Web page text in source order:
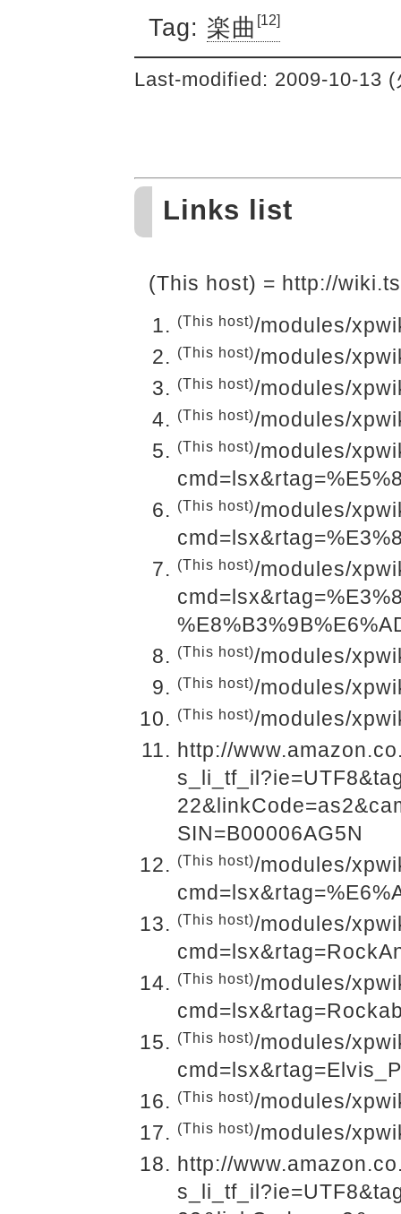
Tag: 楽曲 [12]
Last-modified: 2009-10-13
Links list
(This host) = http://
(This host)/modules/
(This host)/modules/
(This host)/modules/
(This host)/modules/
(This host)/modules/
(This host)/modules/
(This host)/modules/
(This host)/modules/
(This host)/modules/
(This host)/modules/
http://
SIN=B00006AG5N
(This host)/modules/
(This host)/modules/
(This host)/modules/
(This host)/modules/
(This host)/modules/
(This host)/modules/
http://